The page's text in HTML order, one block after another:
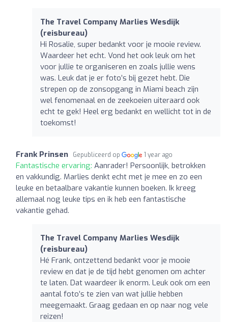
The Travel Company Marlies Wesdijk
(reisbureau)
Hi Rosalie, super bedankt voor je mooie review.
Waardeer het echt. Vond het ook leuk om het
voor jullie te organiseren en zoals jullie wens
was. Leuk dat je er foto’s bij gezet hebt. Die
strepen op de zonsopgang in Miami beach zijn
wel fenomenaal en de zeekoeien uiteraard ook
echt te gek! Heel erg bedankt en wellicht tot in de
toekomst!
Frank Prinsen Gepubliceerd op 1 year ago
Fantastische ervaring: Aanrader! Persoonlijk, betrokken
en vakkundig. Marlies denkt echt met je mee en zo een
leuke en betaalbare vakantie kunnen boeken. Ik kreeg
allemaal nog leuke tips en ik heb een fantastische
vakantie gehad.
The Travel Company Marlies Wesdijk
(reisbureau)
Hé Frank, ontzettend bedankt voor je mooie
review en dat je de tijd hebt genomen om achter
te laten. Dat waardeer ik enorm. Leuk ook om een
aantal foto’s te zien van wat jullie hebben
meegemaakt. Graag gedaan en op naar nog vele
reizen!